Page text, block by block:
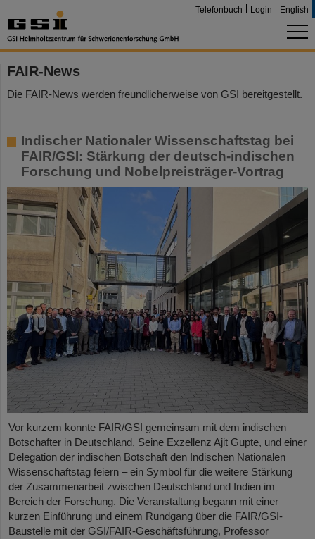
Telefonbuch Login English
FAIR-News
Die FAIR-News werden freundlicherweise von GSI bereitgestellt.
Indischer Nationaler Wissenschaftstag bei
FAIR/GSI: Stärkung der deutsch-indischen
Forschung und Nobelpreisträger-Vortrag
Vor kurzem konnte FAIR/GSI gemeinsam mit dem indischen
Botschafter in Deutschland, Seine Exzellenz Ajit Gupte, und einer
Delegation der indischen Botschaft den Indischen Nationalen
Wissenschaftstag feiern – ein Symbol für die weitere Stärkung
der Zusammenarbeit zwischen Deutschland und Indien im
Bereich der Forschung. Die Veranstaltung begann mit einer
kurzen Einführung und einem Rundgang über die FAIR/GSI-
Baustelle mit der GSI/FAIR-Geschäftsführung, Professor